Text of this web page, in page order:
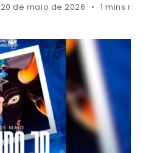
20 de maio de 2026 1 mins